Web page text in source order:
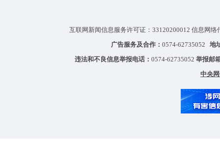
互联网新闻信息服务许可证：33120200012 信息网
广告服务及合作： 0574-62735052 地
违法和不良信息举报电话： 0574-62735052 举报邮
中央